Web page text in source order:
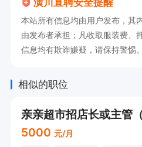
本站所有信息均由用户发布，其
由发布者承担；凡收取服装费、
信息均有欺诈嫌疑，请保持警惕。
相似的职位
亲亲超市招店长或主管
5000 元/月